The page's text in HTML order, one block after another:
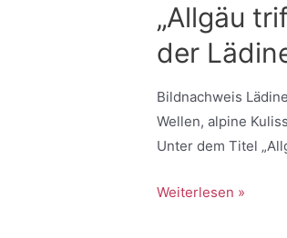
„Allgäu
der
Bildnachweis
Wellen, alpine
Unter dem Titel
Weiterlesen »